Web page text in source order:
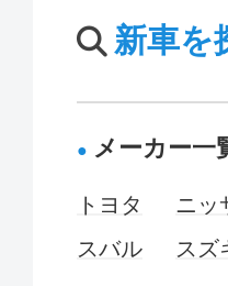
新車を
メーカー一
トヨタ ニッ
スバル
スズ